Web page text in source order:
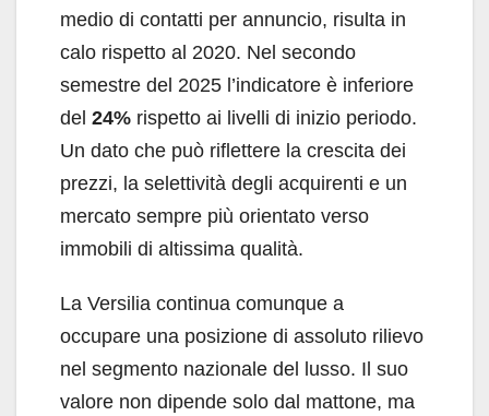
medio di contatti per annuncio, risulta in
calo rispetto al 2020. Nel secondo
semestre del 2025 l’indicatore è inferiore
del 24% rispetto ai livelli di inizio periodo.
Un dato che può riflettere la crescita dei
prezzi, la selettività degli acquirenti e un
mercato sempre più orientato verso
immobili di altissima qualità.
La Versilia continua comunque a
occupare una posizione di assoluto rilievo
nel segmento nazionale del lusso. Il suo
valore non dipende solo dal mattone, ma